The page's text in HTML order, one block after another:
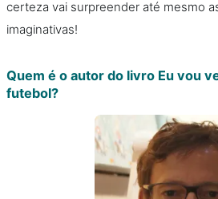
certeza vai surpreender até mesmo
imaginativas!
Quem é o autor do livro Eu vou
futebol?